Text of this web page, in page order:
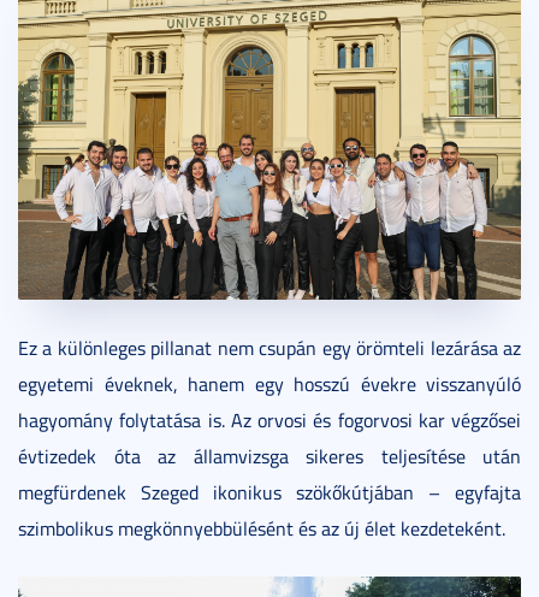
Ez a különleges pillanat nem csupán egy örömteli lezárása az
egyetemi éveknek, hanem egy hosszú évekre visszanyúló
hagyomány folytatása is. Az orvosi és fogorvosi kar végzősei
évtizedek óta az államvizsga sikeres teljesítése után
megfürdenek Szeged ikonikus szökőkútjában – egyfajta
szimbolikus megkönnyebbülésént és az új élet kezdeteként.